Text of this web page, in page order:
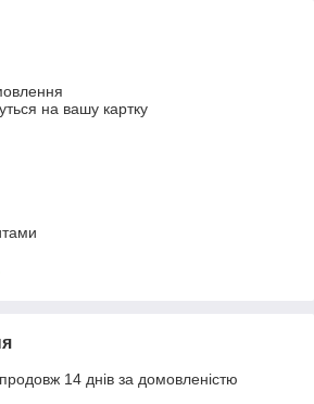
на вашу картку
14 днів за домовленістю